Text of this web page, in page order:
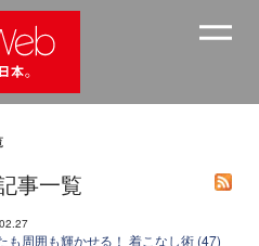
事一覧
も周囲も輝かせる！ 着こなし術 (47)